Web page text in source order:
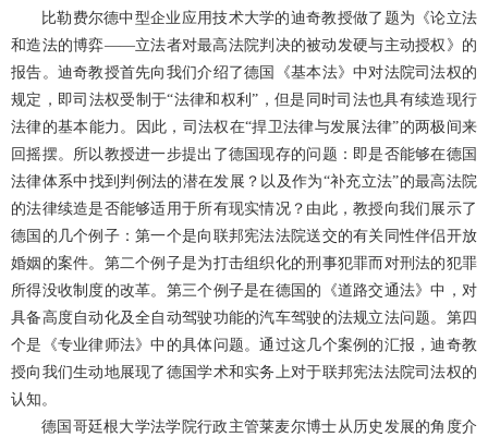
比勒费尔德中型企业应用技术大学的迪奇教授做了题为《论立法
和造法的博弈——立法者对最高法院判决的被动发硬与主动授权》的
报告。迪奇教授首先向我们介绍了德国《基本法》中对法院司法权的
规定，即司法权受制于“法律和权利”，但是同时司法也具有续造现行
法律的基本能力。因此，司法权在“捍卫法律与发展法律”的两极间来
回摇摆。所以教授进一步提出了德国现存的问题：即是否能够在德国
法律体系中找到判例法的潜在发展？以及作为“补充立法”的最高法院
的法律续造是否能够适用于所有现实情况？由此，教授向我们展示了
德国的几个例子：第一个是向联邦宪法法院送交的有关同性伴侣开放
婚姻的案件。第二个例子是为打击组织化的刑事犯罪而对刑法的犯罪
所得没收制度的改革。第三个例子是在德国的《道路交通法》中，对
具备高度自动化及全自动驾驶功能的汽车驾驶的法规立法问题。第四
个是《专业律师法》中的具体问题。通过这几个案例的汇报，迪奇教
授向我们生动地展现了德国学术和实务上对于联邦宪法法院司法权的
认知。
德国哥廷根大学法学院行政主管莱麦尔博士从历史发展的角度介